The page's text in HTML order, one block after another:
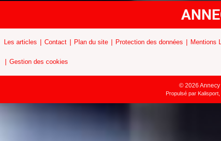
Les articles Contact Plan du site Protection des données Mentions
Gestion des cookies
© 2026
Propulsé par